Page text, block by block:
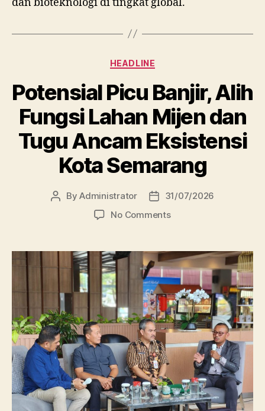
Categories
HEADLINE
Potensial Picu Banjir, Alih
Fungsi Lahan Mijen dan
Tugu Ancam Eksistensi
Kota Semarang
PostByAdministrator
Post
date
31/07/2026
No Commentson
Banjir,
Alih
Fungsi
Lahan
Mijen
dan
Tugu
Ancam
Eksistensi
Semarang